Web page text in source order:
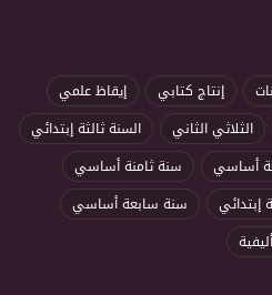
إنتاج كتابي
إيقاظ علمي
الثلاثي الثاني
السنة ثالثة إبتدائي
أساسي
سنة ثامنة أساسي
إبتدائي
سنة سابعة أساسي